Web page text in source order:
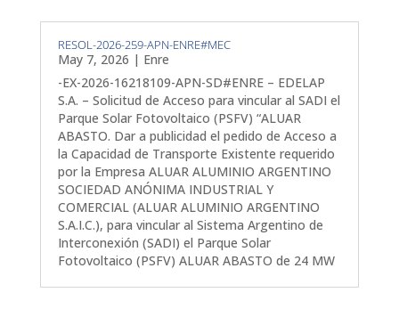
RESOL-2026-259-APN-ENRE#MEC
May 7, 2026 | Enre
-EX-2026-16218109-APN-SD#ENRE – EDELAP
S.A. – Solicitud de Acceso para vincular al SADI el
Parque Solar Fotovoltaico (PSFV) “ALUAR
ABASTO. Dar a publicidad el pedido de Acceso a
la Capacidad de Transporte Existente requerido
por la Empresa ALUAR ALUMINIO ARGENTINO
SOCIEDAD ANÓNIMA INDUSTRIAL Y
COMERCIAL (ALUAR ALUMINIO ARGENTINO
S.A.I.C.), para vincular al Sistema Argentino de
Interconexión (SADI) el Parque Solar
Fotovoltaico (PSFV) ALUAR ABASTO de 24 MW